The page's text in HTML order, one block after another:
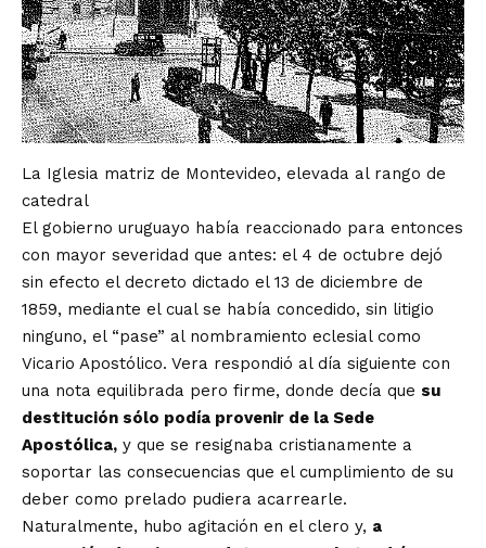
La Iglesia matriz de Montevideo, elevada al rango de
catedral
El gobierno uruguayo había reaccionado para entonces
con mayor severidad que antes: el 4 de octubre dejó
sin efecto el decreto dictado el 13 de diciembre de
1859, mediante el cual se había concedido, sin litigio
ninguno, el “pase” al nombramiento eclesial como
Vicario Apostólico. Vera respondió al día siguiente con
una nota equilibrada pero firme, donde decía que su
destitución sólo podía provenir de la Sede
Apostólica, y que se resignaba cristianamente a
soportar las consecuencias que el cumplimiento de su
deber como prelado pudiera acarrearle.
Naturalmente, hubo agitación en el clero y, a